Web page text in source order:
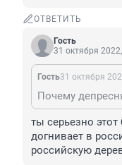
ОТВЕТИТЬ
Гость
31 октября
Гость31 октября
ты серьезно
догнивает в
российскую